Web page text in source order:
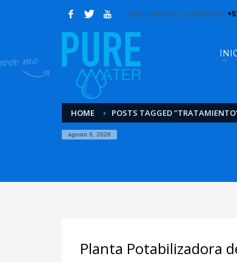
PREGUNTAS? LLAMANOS:
HOME POSTS TAGGED
agosto 6, 2026
Planta Potabilizadora